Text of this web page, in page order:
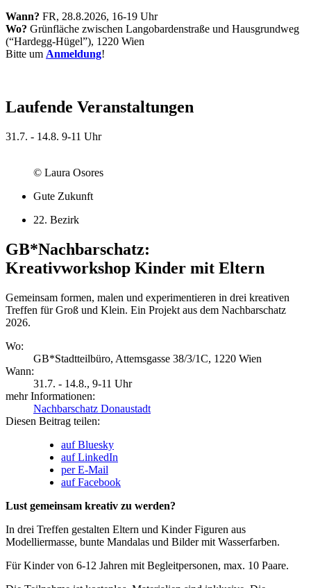
Wann? FR, 28.8.2026, 16-19 Uhr
Wo? Grünfläche zwischen Langobardenstraße und Hausgrundweg
(“Hardegg-Hügel”), 1220 Wien
Bitte um Anmeldung!
Laufende Veranstaltungen
31.7. - 14.8. 9-11 Uhr
© Laura Osores
Gute Zukunft
22. Bezirk
GB*Nachbarschatz:
Kreativworkshop Kinder mit Eltern
Gemeinsam formen, malen und experimentieren in drei kreativen
Treffen für Groß und Klein. Ein Projekt aus dem Nachbarschatz
2026.
Wo:
GB*Stadtteilbüro, Attemsgasse 38/3/1C, 1220 Wien
Wann:
31.7. - 14.8., 9-11 Uhr
mehr Informationen:
Nachbarschatz Donaustadt
Diesen Beitrag teilen:
auf Bluesky
auf LinkedIn
per E-Mail
auf Facebook
Lust gemeinsam kreativ zu werden?
In drei Treffen gestalten Eltern und Kinder Figuren aus
Modelliermasse, bunte Mandalas und Bilder mit Wasserfarben.
Für Kinder von 6-12 Jahren mit Begleitpersonen, max. 10 Paare.